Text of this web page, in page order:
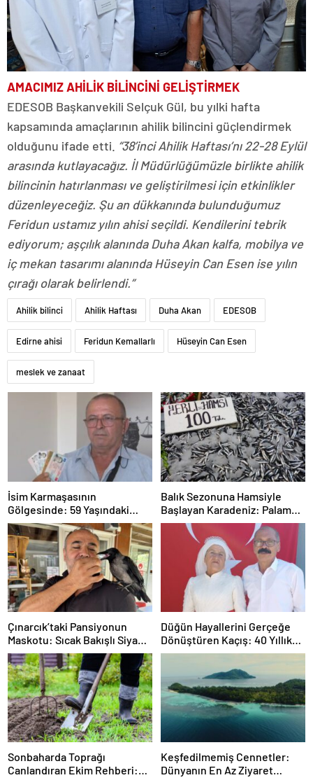
AMACIMIZ AHİLİK BİLİNCİNİ GELİŞTİRMEK
EDESOB Başkanvekili Selçuk Gül, bu yılki hafta
kapsamında amaçlarının ahilik bilincini güçlendirmek
olduğunu ifade etti. “38’inci Ahilik Haftası’nı 22-28 Eylül
arasında kutlayacağız. İl Müdürlüğümüzle birlikte ahilik
bilincinin hatırlanması ve geliştirilmesi için etkinlikler
düzenleyeceğiz. Şu an dükkanında bulunduğumuz
Feridun ustamız yılın ahisi seçildi. Kendilerini tebrik
ediyorum; aşçılık alanında Duha Akan kalfa, mobilya ve
iç mekan tasarımı alanında Hüseyin Can Esen ise yılın
çırağı olarak belirlendi.”
Ahilik bilinci Ahilik Haftası Duha Akan EDESOB
Edirne ahisi Feridun Kemallarlı Hüseyin Can Esen
meslek ve zanaat
İsim Karmaşasının
Gölgesinde: 59 Yaşındaki
Ersin Akbaş’ın Emeklilik
Arayışı
Balık Sezonuna Hamsiyle
Başlayan Karadeniz: Palamut
Sessiz, Hamsi Çok
Çınarcık’taki Pansiyonun
Maskotu: Sıcak Bakışlı Siyah
ve Salgın Neşe
Düğün Hayallerini Gerçeğe
Dönüştüren Kaçış: 40 Yıllık
Gelinlik Özlemi
Sonbaharda Toprağı
Canlandıran Ekim Rehberi:
Keşfedilmemiş Cennetler:
Dünyanın En Az Ziyaret